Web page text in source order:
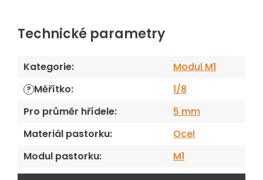
Technické parametry
Kategorie: Modul M1
? Měřítko:
1/8
Pro průměr hřídele:
5 mm
Materiál pastorku:
Ocel
Modul pastorku: M1